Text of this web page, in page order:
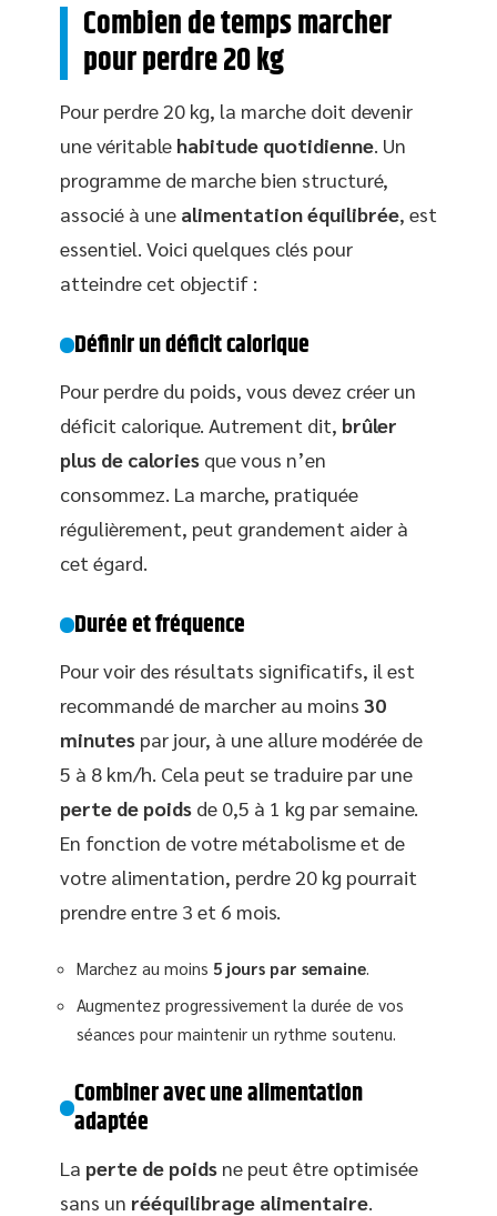
Combien de temps marcher
pour perdre 20 kg
Pour perdre 20 kg, la marche doit devenir
une véritable habitude quotidienne. Un
programme de marche bien structuré,
associé à une alimentation équilibrée, est
essentiel. Voici quelques clés pour
atteindre cet objectif :
Définir un déficit calorique
Pour perdre du poids, vous devez créer un
déficit calorique. Autrement dit, brûler
plus de calories que vous n’en
consommez. La marche, pratiquée
régulièrement, peut grandement aider à
cet égard.
Durée et fréquence
Pour voir des résultats significatifs, il est
recommandé de marcher au moins 30
minutes par jour, à une allure modérée de
5 à 8 km/h. Cela peut se traduire par une
perte de poids de 0,5 à 1 kg par semaine.
En fonction de votre métabolisme et de
votre alimentation, perdre 20 kg pourrait
prendre entre 3 et 6 mois.
Marchez au moins 5 jours par semaine
Augmentez progressivement la durée de vos
séances pour maintenir un rythme soutenu.
Combiner avec une alimentation
adaptée
La perte de poids ne peut être optimisée
sans un rééquilibrage alimentaire.